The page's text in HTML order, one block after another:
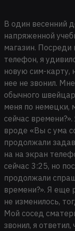
В один весенний
напряженной
магазин. Посреди
телефон, я
новую сим-карту,
нее не звонил.
обычного
меня по немецки,
сейчас
вроде «Вы с ума
продолжали
на на экран
сейчас 3:25, но
продолжали
времени?». Я еще
не изменилось,
Мой сосед
звонил, я